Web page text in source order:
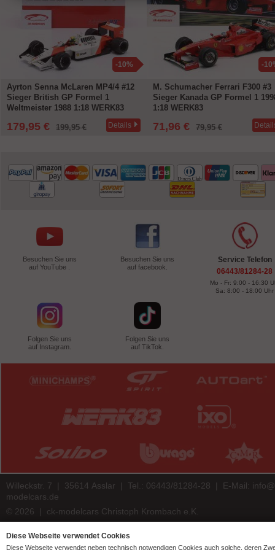
-10%
Ayrton Senna McLaren MP4/4 #12
Sieger British GP Formel 1
Weltmeister 1988 1:18 WERK83
179,95 € 199,95 € Details
-
M. Schumacher Ferrari F300 #3
Sieger Kanada GP Formel 1
1:18 WERK83
71,96 € 79,95 €
Besuchen Sie uns
auf YouTube .
Besuchen Sie uns
auf facebook.
Folgen Sie uns
auf Instagram.
Folgen Sie uns
auf TikTok.
Service Telefon
06443/81284-28
Mo - Fr: 9:00 - 16:30
Sa: 8:00 - 18:00 Uhr
Willeckstr. 7 | 35614 Asslar | Tel.: 06443/81284-28 | E-Mail:
modelcars.de
© 2026 | ck-modelcars Christoph Krombach e.K.
Diese Webseite verwendet Cookies
Diese Webseite verwendet neben technisch notwendigen Cookies auch solche, deren